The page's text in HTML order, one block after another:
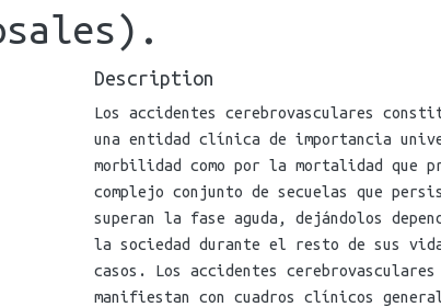
Description
Los accidentes cerebrovasculares
una entidad clínica de importancia
morbilidad como por la mortalidad que
complejo conjunto de secuelas que
superan la fase aguda, dejándolos
la sociedad durante el resto de sus
casos. Los accidentes
manifiestan con cuadros clínicos